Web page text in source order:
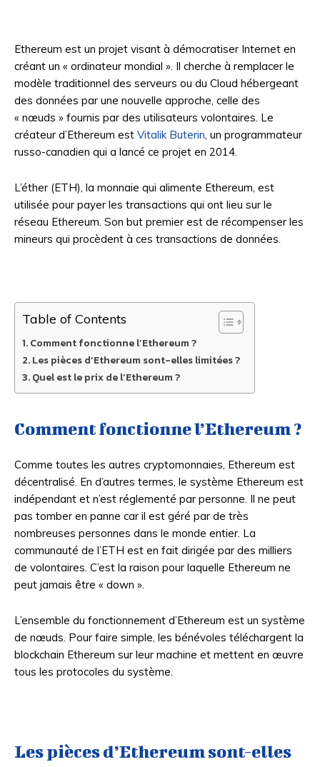
Ethereum est un projet visant à démocratiser Internet en
créant un « ordinateur mondial ». Il cherche à remplacer le
modèle traditionnel des serveurs ou du Cloud hébergeant
des données par une nouvelle approche, celle des
« nœuds » fournis par des utilisateurs volontaires. Le
créateur d’Ethereum est Vitalik Buterin , un programmateur
russo-canadien qui a lancé ce projet en 2014.
L’éther (ETH), la monnaie qui alimente Ethereum, est
utilisée pour payer les transactions qui ont lieu sur le
réseau Ethereum. Son but premier est de récompenser les
mineurs qui procèdent à ces transactions de données.
Table of Contents
Comment fonctionne l’Ethereum ?
Les pièces d’Ethereum sont-elles limitées ?
Quel est le prix de l’Ethereum ?
Comment fonctionne l’Ethereum ?
Comme toutes les autres cryptomonnaies, Ethereum est
décentralisé. En d’autres termes, le système Ethereum est
indépendant et n’est réglementé par personne. Il ne peut
pas tomber en panne car il est géré par de très
nombreuses personnes dans le monde entier. La
communauté de l’ETH est en fait dirigée par des milliers
de volontaires. C’est la raison pour laquelle Ethereum ne
peut jamais être « down ».
L’ensemble du fonctionnement d’Ethereum est un système
de nœuds. Pour faire simple, les bénévoles téléchargent la
blockchain Ethereum sur leur machine et mettent en œuvre
tous les protocoles du système.
Les pièces d’Ethereum sont-elles